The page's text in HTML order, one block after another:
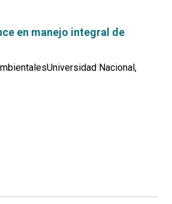
en manejo integral de
Nacional,